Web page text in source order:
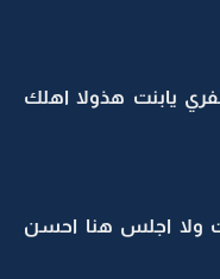
يابنت هذولا اهلك
ولا اجلس هنا احسن